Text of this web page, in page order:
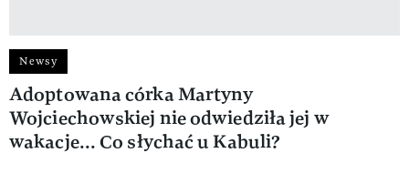
Newsy
Adoptowana córka Martyny
Wojciechowskiej nie odwiedziła jej w
wakacje... Co słychać u Kabuli?